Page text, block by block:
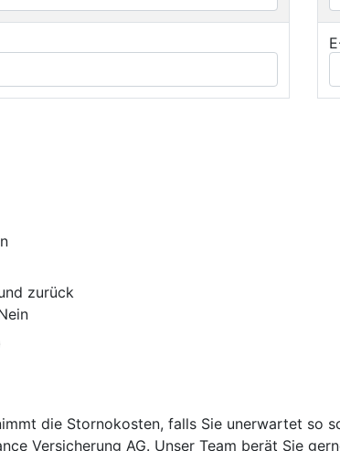
zurück
die Stornokosten, falls Sie unerwartet so
Versicherung AG. Unser Team berät Sie